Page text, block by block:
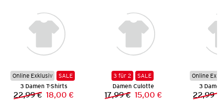
Online Exklusiv
SALE
3 Damen T-Shirts
Vorheriger Preis:
22,99 € Neuer Preis:
18,00 €
3 für 2
SALE
Damen Culotte
Vorheriger Preis:
17,99 € Neuer Preis:
15,00 €
Online
3
22,99 €